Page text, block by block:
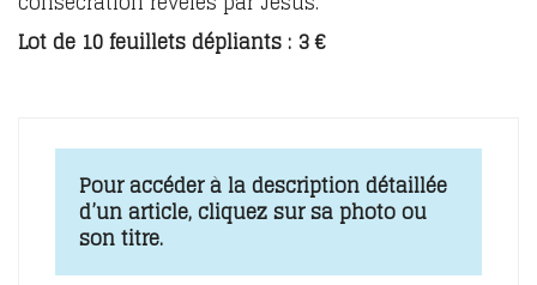
Lot de 10 feuillets dépliants : 3 €
Pour accéder à la description détaillée
d’un article, cliquez sur sa photo ou
son titre.